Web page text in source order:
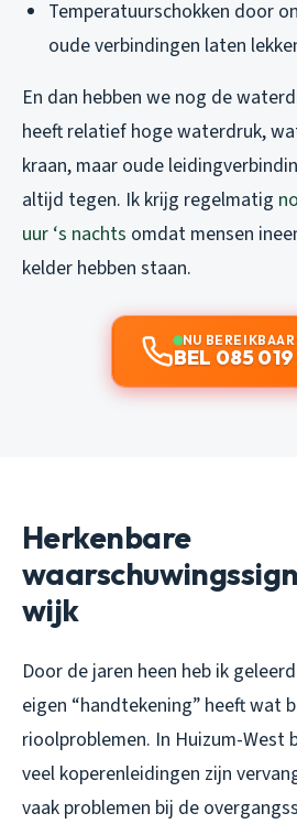
Temperatuurschokken door
oude verbindingen laten
En dan hebben we nog de
heeft relatief hoge waterdruk,
kraan, maar oude
altijd tegen. Ik krijg regelmatig
uur ‘s nachts omdat mensen
kelder hebben staan.
NU BEREIKBAAR
BEL 085
Herkenbare
wijk
Door de jaren heen heb ik
eigen “handtekening” heeft wat
rioolproblemen. In Huizum-West
veel koperenleidingen zijn
vaak problemen bij de